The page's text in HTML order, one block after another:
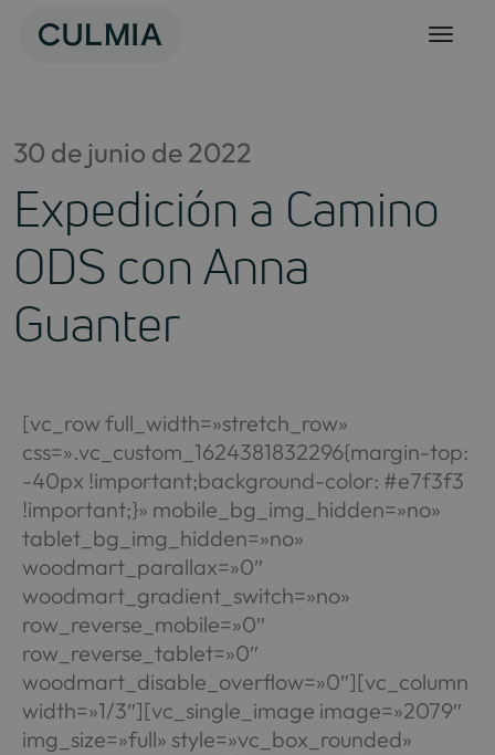
30 de junio de 2022
Expedición a Camino
ODS con Anna
Guanter
[vc_row full_width=»stretch_row»
css=».vc_custom_1624381832296{margin-top:
-40px !important;background-color: #e7f3f3
!important;}» mobile_bg_img_hidden=»no»
tablet_bg_img_hidden=»no»
woodmart_parallax=»0″
woodmart_gradient_switch=»no»
row_reverse_mobile=»0″
row_reverse_tablet=»0″
woodmart_disable_overflow=»0″][vc_column
width=»1/3″][vc_single_image image=»2079″
img_size=»full» style=»vc_box_rounded»